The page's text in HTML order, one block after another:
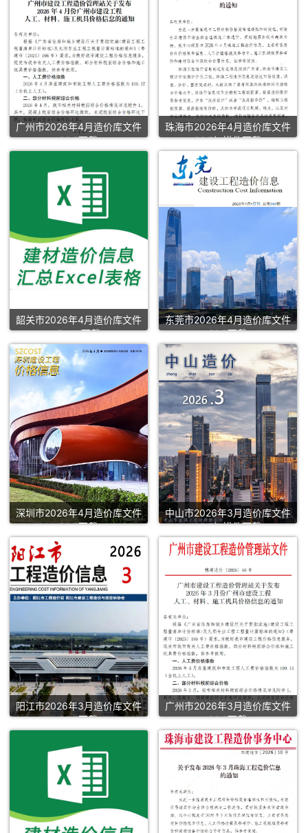
广州市2026年4月造价库文件
PDF下载
珠海市2026年4月造价库文件
PDF扫描件下载
韶关市2026年4月造价库文件
Excel下载
东莞市2026年4月造价库文件
PDF下载
深圳市2026年4月造价库文件
PDF下载
中山市2026年3月造价库文件
PDF扫描件下载
阳江市2026年3月造价库文件
PDF下载
广州市2026年3月造价库文件
PDF下载